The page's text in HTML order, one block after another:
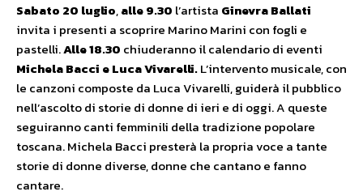
Sabato 20 luglio,alle 9.30 l’artista Ginevra Ballati
invita i presenti a scoprire Marino Marini con fogli e
pastelli.Alle 18.30 chiuderanno il calendario di eventi
Michela Bacci e Luca Vivarelli.L’intervento musicale, con
le canzoni composte da Luca Vivarelli, guiderà il pubblico
nell’ascolto di storie di donne di ieri e di oggi. A queste
seguiranno canti femminili della tradizione popolare
toscana. Michela Bacci presterà la propria voce a tante
storie di donne diverse, donne che cantano e fanno
cantare.